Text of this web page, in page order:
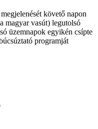
követő napon
magyar vasút) legutolsó
üzemnapok egyikén csípte
programját